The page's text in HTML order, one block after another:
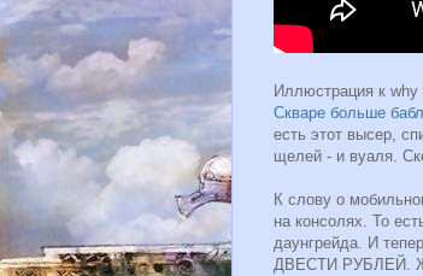
Иллюстрация к why
Скваре больше
есть этот высер,
щелей - и вуаля.
К слову о
на консолях. То
даунгрейда. И
ДВЕСТИ РУБЛЕЙ.